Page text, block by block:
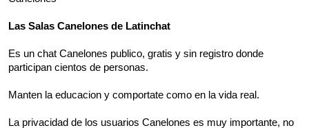
Las Salas Canelones de Latinchat
Es un chat Canelones publico, gratis y sin registro donde
participan cientos de personas.
Manten la educacion y comportate como en la vida real.
La privacidad de los usuarios Canelones es muy importante, no